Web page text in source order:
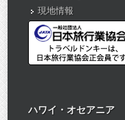
現地情報
ハワイ・オセアニア